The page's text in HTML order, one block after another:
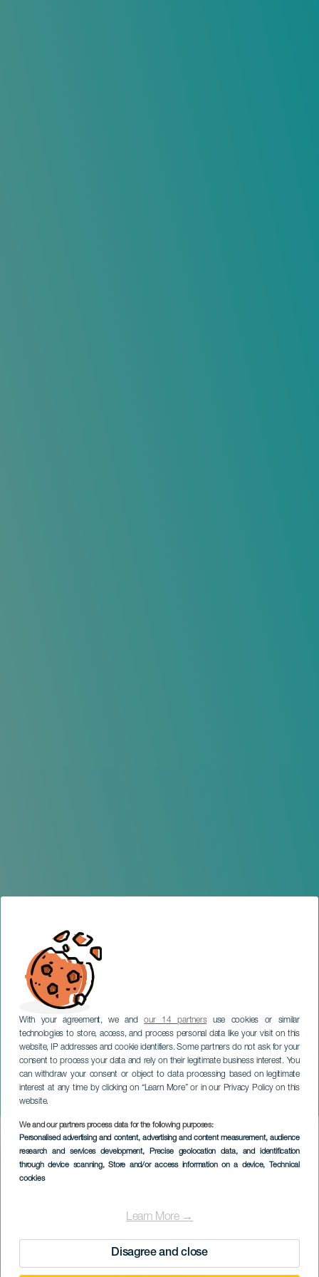
With your agreement, we andour 14 partnersuse cookies or similar
technologies to store, access, and process personal data like your visit on this
website, IP addresses and cookie identifiers. Some partners do not ask for your
consent to process your data and rely on their legitimate business interest. You
can withdraw your consent or object to data processing based on legitimate
interest at any time by clicking on “Learn More” or in our Privacy Policy on this
website.
We and our partners process data for the following purposes:
Personalised advertising and content, advertising and content measurement, audience
research and services development, Precise geolocation data, and identification
through device scanning, Store and/or access information on a device, Technical
cookies
Learn More →
Disagree and close
Julio César
GRAN CANARIA
Imagen
Listado